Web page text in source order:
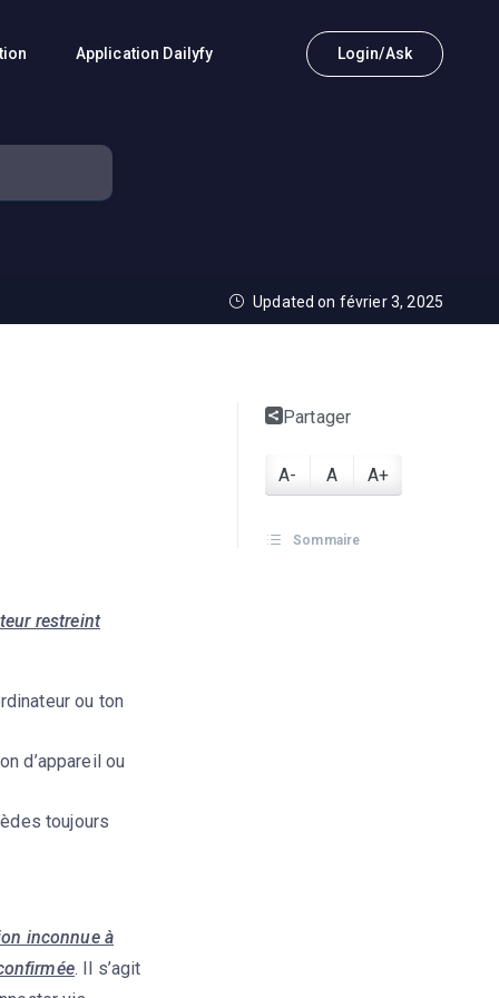
Application Dailyfy Login/Ask
Updated on février 3, 2025
restreint
ou ton
d’appareil ou
toujours
inconnue à
. Il s’agit
Partager
A- A A+
Sommaire